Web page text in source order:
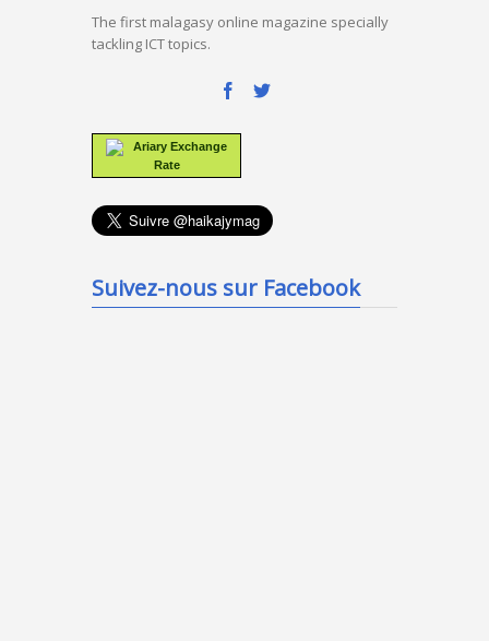
The first malagasy online magazine specially
tackling ICT topics.
Ariary Exchange
Rate
Suivez-nous sur Facebook